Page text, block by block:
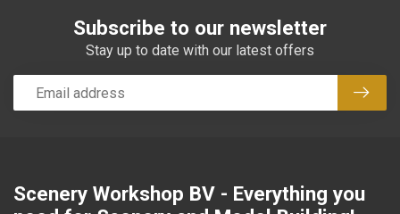
Subscribe to our newsletter
Stay up to date with our latest offers
Scenery Workshop BV - Everything you